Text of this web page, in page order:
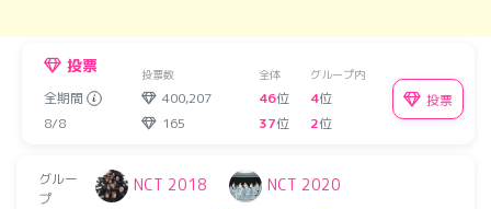
投票 投票数 全体 グループ内
全期間 400,207 46位 4位
8/8
165 37位 2位
投票
グルー
プ
NCT 2018 NCT 2020